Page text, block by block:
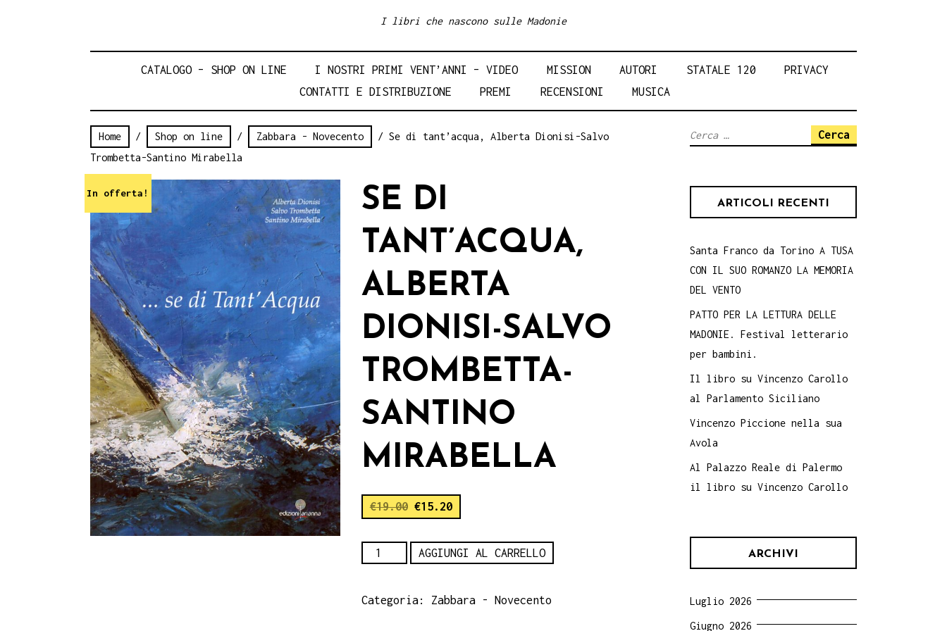
I libri che nascono sulle Madonie
CATALOGO – SHOP ON LINE I NOSTRI PRIMI VENT’ANNI – VIDEO MISSION AUTORI STATALE 120
PRIVACY
CONTATTI E DISTRIBUZIONE
PREMI RECENSIONI MUSICA
Home / Shop on line / Zabbara - Novecento
/ Se di tant’acqua, Alberta Dionisi-Salvo
Trombetta-Santino Mirabella
In offerta!
SE DI
TANT’ACQUA,
ALBERTA
DIONISI-SALVO
TROMBETTA-
SANTINO
MIRABELLA
€19.00 €15.20
tant'acqua,
AGGIUNGI AL CARRELLO
Categoria: Zabbara - Novecento
Ricerca
ARTICOLI RECENTI
Santa Franco da Torino A TUSA
CON IL SUO ROMANZO LA MEMORIA
DEL VENTO
PATTO PER LA LETTURA DELLE
MADONIE. Festival letterario
per bambini.
Il libro su Vincenzo Carollo
al Parlamento Siciliano
Vincenzo Piccione nella sua
Avola
Al Palazzo Reale di Palermo
il libro su Vincenzo Carollo
ARCHIVI
Luglio 2026
Giugno 2026